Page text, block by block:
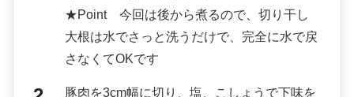
★Point 今回は後から煮るので、切り干し
大根は水でさっと洗うだけで、完全に水で戻
さなくてOKです
豚肉を3cm幅に切り、塩、こしょうで下味を